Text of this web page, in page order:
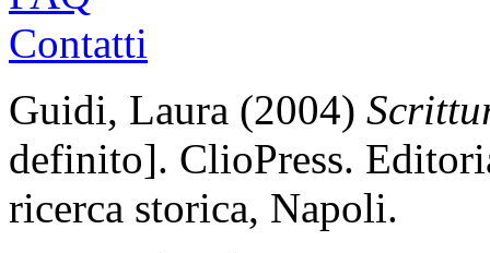
Contatti
Guidi, Laura (2004)
definito]. ClioPress.
ricerca storica, Napoli.